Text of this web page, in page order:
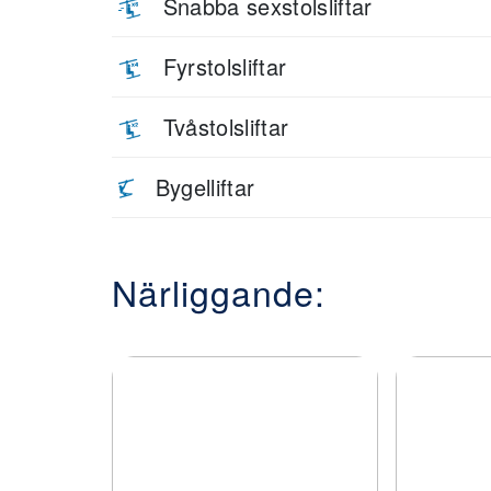
Fyrstolsliftar
Tvåstolsliftar
Bygelliftar
Närliggande: